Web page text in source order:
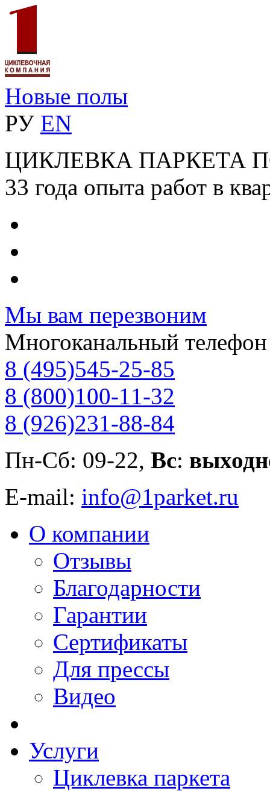
Новые полы
РУ EN
ЦИКЛЕВКА ПАРКЕТА
33 года опыта работ в
Мы вам перезвоним
Многоканальный телефон
8 (495)545-25-85
8 (800)100-11-32
8 (926)231-88-84
Пн-Сб: 09-22, Вс:
E-mail: info@1parket.ru
О компании
Отзывы
Благодарности
Гарантии
Сертификаты
Для прессы
Видео
Услуги
Циклевка паркета